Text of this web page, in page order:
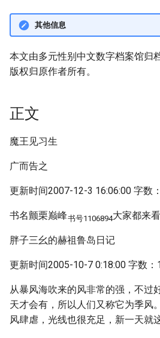
其他信息
本文由多元性别中文数字档案馆归
版权归原作者所有。
正文
魔王见习生
广而告之
更新时间2007-12-3 16:06:00 字数
书名颤栗巅峰书号1106894大家都来
胖子三幺的赫祖鲁岛日记
更新时间2005-10-7 0:18:00 字数：
从暴风海吹来的风非常的强，不过
天才会有，所以人们又称它为季风
风肆虐，光线也很充足，新一天就